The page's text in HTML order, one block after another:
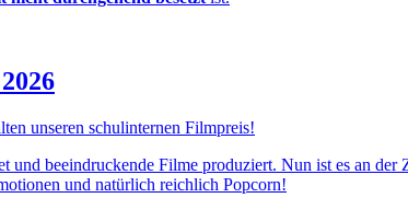
unseren schulinternen Filmpreis!
und beeindruckende Filme produziert. Nun ist es an
und natürlich reichlich Popcorn!